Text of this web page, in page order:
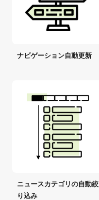
ナビゲーション自動更新
ニュースカテゴリの自動絞
り込み